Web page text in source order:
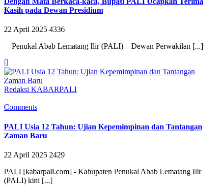
Kasih pada Dewan Presidium
22 April 2025 4336
Penukal Abab Lematang Ilir (PALI) – Dewan Perwakilan [...]
Redaksi KABARPALI
Comments
PALI Usia 12 Tahun: Ujian Kepemimpinan dan Tantangan
Zaman Baru
22 April 2025 2429
PALI [kabarpali.com] - Kabupaten Penukal Abab Lematang Ilir
(PALI) kini [...]